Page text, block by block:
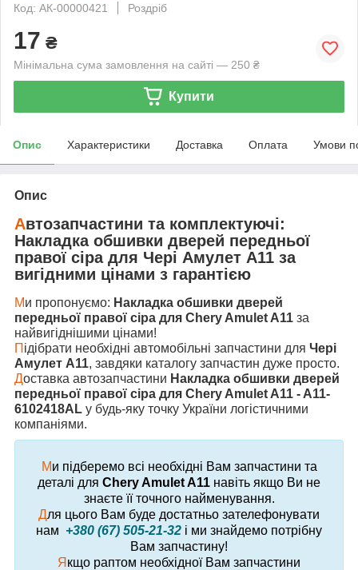
Код: АК-00000421
Роздріб
17 ₴
Мінімальна сума замовлення на сайті — 250 ₴
Купити
Опис Характеристики Доставка Оплата Умови
Опис
Автозапчастини та комплектуючі:
Накладка обшивки дверей передньої
правої сірадля Чері Амулет А11 за
вигідними цінами з гарантією
Ми пропонуємо: Накладка обшивки дверей
передньої правої сіра для Chery Amulet A11 за
найвигіднішими цінами!
П ідібрати необхідні автомобільні запчастини для Чері
Амулет А11, завдяки каталогу запчастин дуже просто.
Доставка автозапчастини Накладка обшивки дверей
передньої правої сіра для Chery Amulet A11 - A11-
6102418AL у будь-яку точку України логістичними
компаніями.
Ми підберемо всі необхідні Вам запчастини та
деталі для Chery Amulet A11 навіть якщо Ви не
знаєте її точного найменування.
Для цього Вам буде достатньо зателефонувати
нам +380 (67) 505-21-32 і ми знайдемо потрібну
Вам запчастину!
Я кщо раптом необхідної Вам запчастини